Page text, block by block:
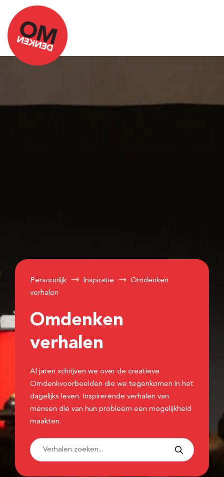
Persoonlijk Inspiratie
Omdenken
verhalen
Omdenken
verhalen
Al jaren schrijven we over de creatieve
Omdenkvoorbeelden die we tegenkomen in het
dagelijks leven. Inspirerende verhalen van
mensen die van hun probleem een mogelijkheid
maakten.